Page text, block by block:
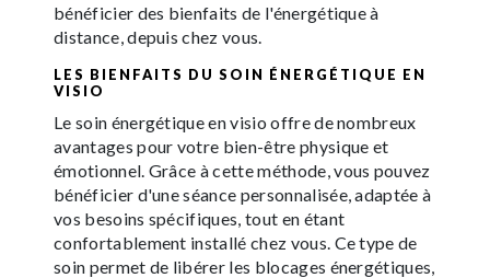
bénéficier des bienfaits de l'énergétique à
distance, depuis chez vous.
LES BIENFAITS DU SOIN ÉNERGÉTIQUE EN
VISIO
Le soin énergétique en visio offre de nombreux
avantages pour votre bien-être physique et
émotionnel. Grâce à cette méthode, vous pouvez
bénéficier d'une séance personnalisée, adaptée à
vos besoins spécifiques, tout en étant
confortablement installé chez vous. Ce type de
soin permet de libérer les blocages énergétiques,